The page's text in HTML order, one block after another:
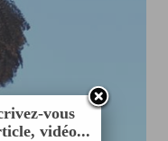
vous
vidéo...